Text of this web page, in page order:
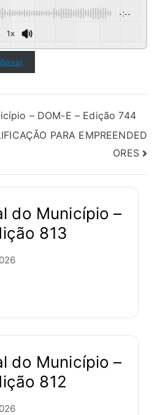
-:--
1x
Baixar
– DOM-E – Edição 744
PARA EMPREENDED
ORES
do Município –
813
do Município –
812